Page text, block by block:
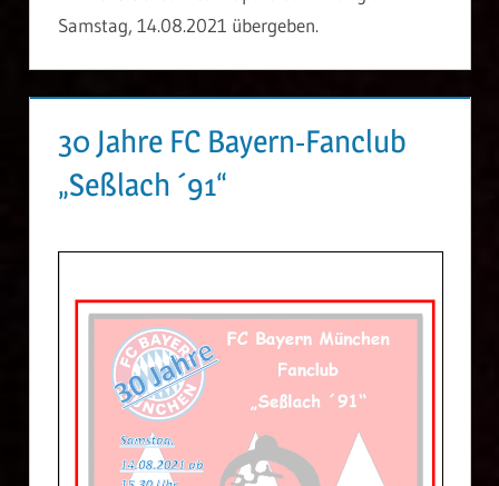
Samstag, 14.08.2021 übergeben.
30 Jahre FC Bayern-Fanclub
„Seßlach ´91“